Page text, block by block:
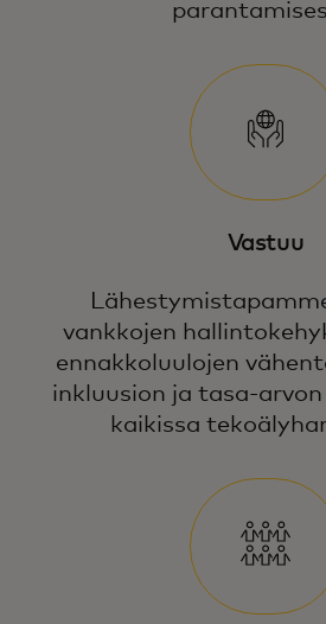
Vastuu
vankkojen
ennakkoluulojen
inkluusion ja tasa-
kaikissa